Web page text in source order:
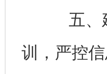
五、建
训，严控